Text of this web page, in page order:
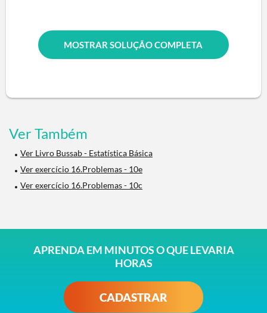
MOSTRAR SOLUÇÃO COMPLETA
Ver Também
Ver Livro Bussab - Estatística Básica
Ver exercício 16.Problemas - 10e
Ver exercício 16.Problemas - 10c
APRENDA EM MINUTOS O QUE LEVARIA
HORAS
CADASTRAR